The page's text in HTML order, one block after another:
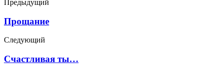
Предыдущий
Прощание
Следующий
Счастливая ты…